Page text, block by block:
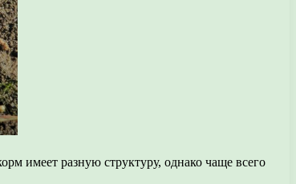
имеет разную структуру, однако чаще всего